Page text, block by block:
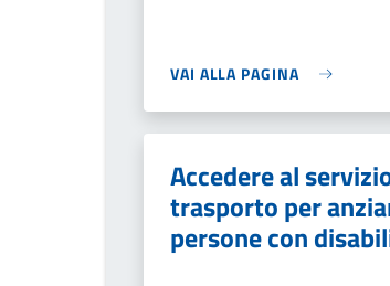
VAI ALLA PAGINA
Accedere al
trasporto per
persone con